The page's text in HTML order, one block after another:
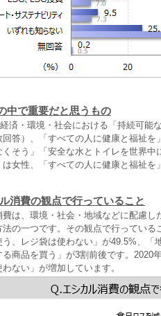
中で重要だと思うもの
済・環境・社会における「持続可能
回答）、「すべての人に健康と福祉
くそう」「安全な水とトイレを世界
は女性、「すべての人に健康と福祉
消費の観点で行っていること
費は、環境・社会・地域などに配慮
法の一つです。その観点で行ってい
う、レジ袋は使わない」が49.5%、
る商品を買う」が3割前後です。
ない」が増加しています。